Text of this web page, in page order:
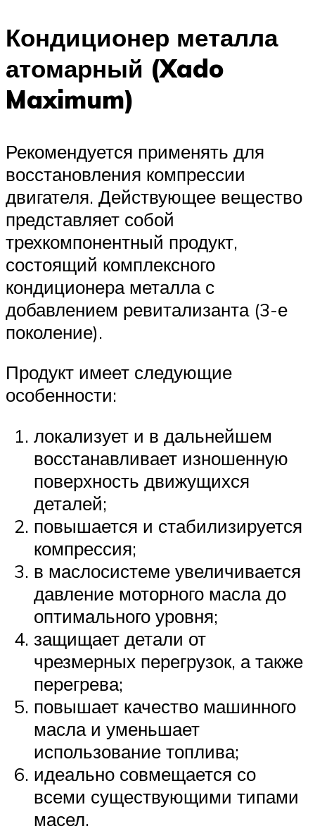
Кондиционер металла
атомарный (Xado
Maximum)
Рекомендуется применять для
восстановления компрессии
двигателя. Действующее вещество
представляет собой
трехкомпонентный продукт,
состоящий комплексного
кондиционера металла с
добавлением ревитализанта (3-е
поколение).
Продукт имеет следующие
особенности:
локализует и в дальнейшем
восстанавливает изношенную
поверхность движущихся
деталей;
повышается и стабилизируется
компрессия;
в маслосистеме увеличивается
давление моторного масла до
оптимального уровня;
защищает детали от
чрезмерных перегрузок, а также
перегрева;
повышает качество машинного
масла и уменьшает
использование топлива;
идеально совмещается со
всеми существующими типами
масел.